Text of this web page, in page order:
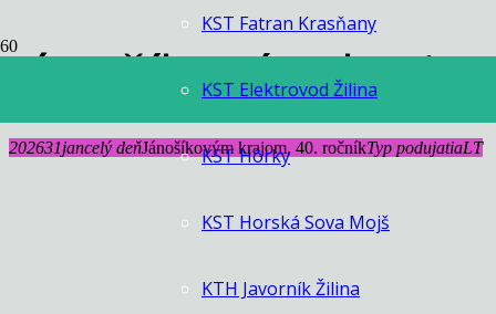
KST Fatran Krasňany
KST Elektrovod Žilina
KST Hôrky
KST Horská Sova Mojš
KTH Javorník Žilina
Jánošíkovým
202631jancelý deňJánošíkovým krajom, 40. ročníkTyp podujatiaLT